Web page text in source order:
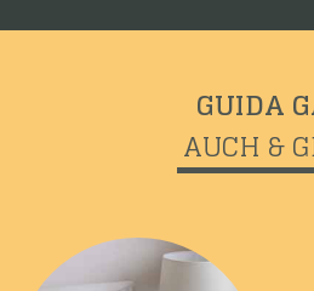
GUIDA
AUCH &